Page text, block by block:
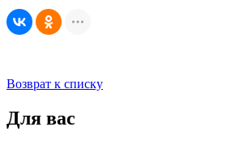
Возврат к списку
Для вас